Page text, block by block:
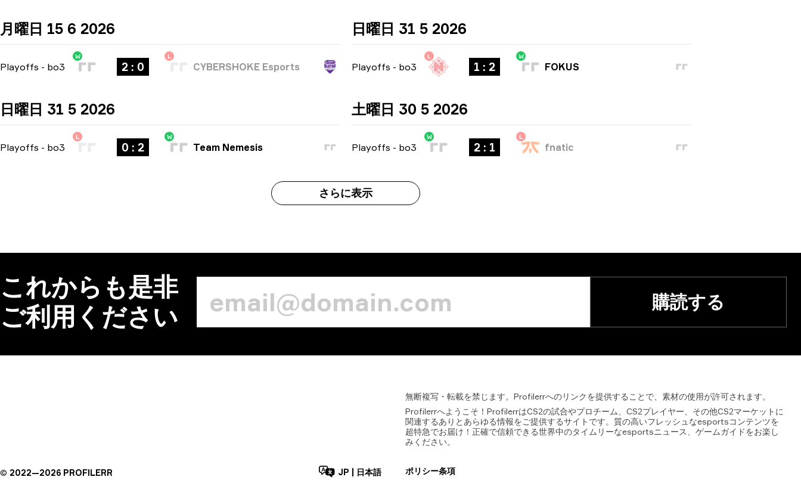
月曜日 15 6 2026
Playoffs - bo3
W
2 : 0
L
CYBERSHOKE Esports
日曜日 31 5 2026
Playoffs - bo3
L
0 : 2
W
Team Nemesis
日曜日 31 5 2026
Playoffs - bo3
L
1 : 2
W
FOKUS
土曜日 30 5 2026
Playoffs - bo3
W
2 : 1
L
fnatic
さらに表示
これからも是非
ご利用ください
購読する
無断複写・転載を禁じます。Profilerrへのリンクを提供することで、素材の使用が許可されます。
Profilerrへようこそ！ProfilerrはCS2の試合やプロチーム、CS2プレイヤー、その他CS2マーケットに
関連するありとあらゆる情報をご提供するサイトです。質の高いフレッシュなesportsコンテンツを
超特急でお届け！正確で信頼できる世界中のタイムリーなesportsニュース、ゲームガイドをお楽し
みください。
ポリシー条項
© 2022—2026 PROFILERR JP 日本語